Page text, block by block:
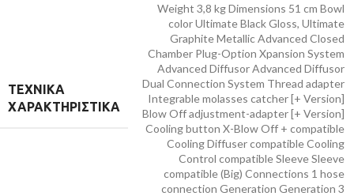
ΤΕΧΝΙΚΆ
ΧΑΡΑΚΤΗΡΙΣΤΙΚΆ
Weight 3,8 kg Dimensions 51 cm Bowl
color Ultimate Black Gloss, Ultimate
Graphite Metallic Advanced Closed
Chamber Plug-Option Xpansion System
Advanced Diffusor Advanced Diffusor
Dual Connection System Thread adapter
Integrable molasses catcher [+ Version]
Blow Off adjustment-adapter [+ Version]
Cooling button X-Blow Off + compatible
Cooling Diffuser compatible Cooling
Control compatible Sleeve Sleeve
compatible (Big) Connections 1 hose
connection Generation Generation 3